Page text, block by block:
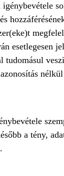
esetlegesen
tudomásul
a tény,